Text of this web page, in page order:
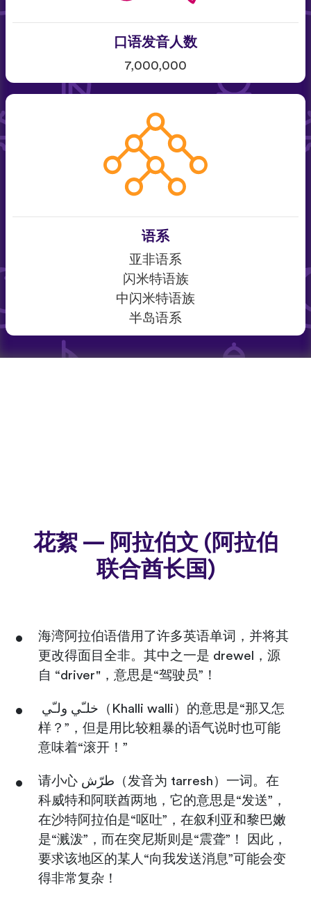
口语发音人数
7,000,000
语系
亚非语系
闪米特语族
中闪米特语族
半岛语系
花絮 — 阿拉伯文 (阿拉伯
联合酋长国)
海湾阿拉伯语借用了许多英语单词，并将其
更改得面目全非。其中之一是 drewel，源
自 “driver"，意思是“驾驶员”！
样？”，但是用比较粗暴的语气说时也可能
意味着“滚开！”
请小心 طرّش（发音为 tarresh）一词。在
科威特和阿联酋两地，它的意思是“发送”，
在沙特阿拉伯是“呕吐”，在叙利亚和黎巴嫩
是“溅泼”，而在突尼斯则是“震聋”！ 因此，
要求该地区的某人“向我发送消息”可能会变
得非常复杂！